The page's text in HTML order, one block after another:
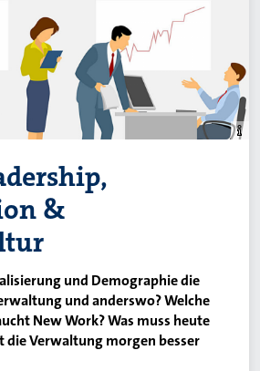
&
und Demographie die
und anderswo? Welche
New Work? Was muss heute
die Verwaltung morgen besser